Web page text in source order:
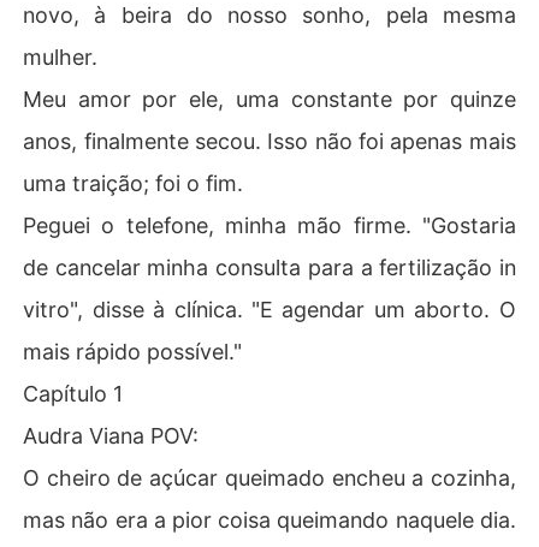
novo, à beira do nosso sonho, pela mesma
mulher.
Meu amor por ele, uma constante por quinze
anos, finalmente secou. Isso não foi apenas mais
uma traição; foi o fim.
Peguei o telefone, minha mão firme. "Gostaria
de cancelar minha consulta para a fertilização in
vitro", disse à clínica. "E agendar um aborto. O
mais rápido possível."
Capítulo 1
Audra Viana POV:
O cheiro de açúcar queimado encheu a cozinha,
mas não era a pior coisa queimando naquele dia.